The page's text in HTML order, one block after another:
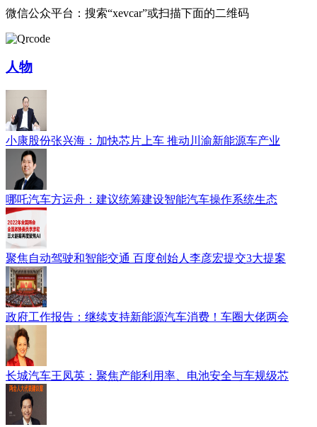
微信公众平台：搜索“xevcar”或扫描下面的二维码
人物
小康股份张兴海：加快芯片上车 推动川渝新能源车产业
哪吒汽车方运舟：建议统筹建设智能汽车操作系统生态
聚焦自动驾驶和智能交通 百度创始人李彦宏提交3大提案
政府工作报告：继续支持新能源汽车消费！车圈大佬两会
长城汽车王凤英：聚焦产能利用率、电池安全与车规级芯